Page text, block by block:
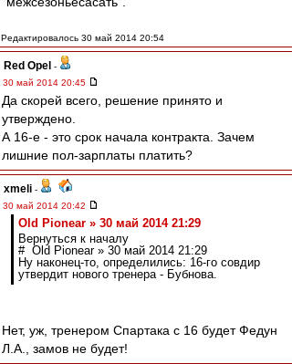
Редактировалось 30 май 2014 20:54
Red Opel -
30 май 2014 20:45
Да скорей всего, решение принято и
утверждено.
А 16-е - это срок начала контракта. Зачем
лишние пол-зарплаты платить?
xmeli -
30 май 2014 20:42
Old Pionear » 30 май 2014 21:29
Вернуться к началу
# Old Pionear » 30 май 2014 21:29
Ну наконец-то, определились: 16-го совдир
утвердит нового тренера - Бубнова.
Нет, уж, тренером Спартака с 16 будет Федун
Л.А., замов не будет!